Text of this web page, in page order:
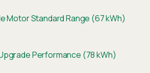
Motor Standard Range (67 kWh)
Performance (78 kWh)